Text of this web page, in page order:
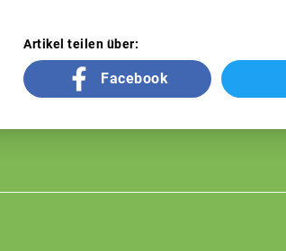
Artikel teilen über:
Facebook